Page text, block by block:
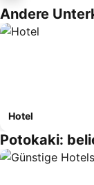
Andere
Hotel
Potokaki: